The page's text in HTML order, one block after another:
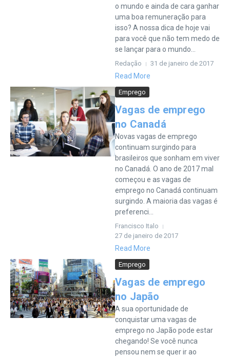
o mundo e ainda de cara ganhar
uma boa remuneração para
isso? A nossa dica de hoje vai
para você que não tem medo de
se lançar para o mundo...
Redação 31 de janeiro de 2017
Read More
Emprego
Vagas de emprego
no Canadá
Novas vagas de emprego
continuam surgindo para
brasileiros que sonham em viver
no Canadá. O ano de 2017 mal
começou e as vagas de
emprego no Canadá continuam
surgindo. A maioria das vagas é
preferenci...
Francisco Italo
27 de janeiro de 2017
Read More
Emprego
Vagas de emprego
no Japão
A sua oportunidade de
conquistar uma vagas de
emprego no Japão pode estar
chegando! Se você nunca
pensou nem se quer ir ao